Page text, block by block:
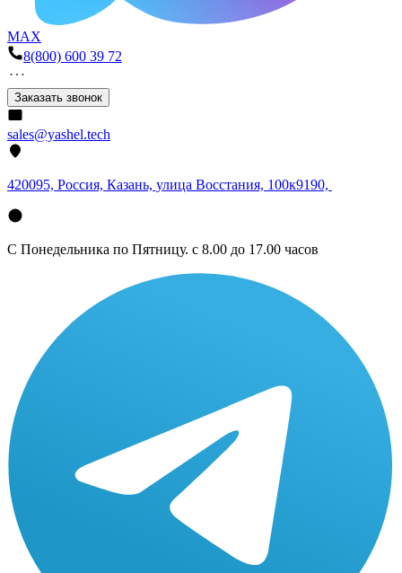
MAX
8(800) 600 39 72
Заказать звонок
sales@yashel.tech
420095, Россия, Казань, улица Восстания, 100к9190,
С Понедельника по Пятницу. с 8.00 до 17.00 часов